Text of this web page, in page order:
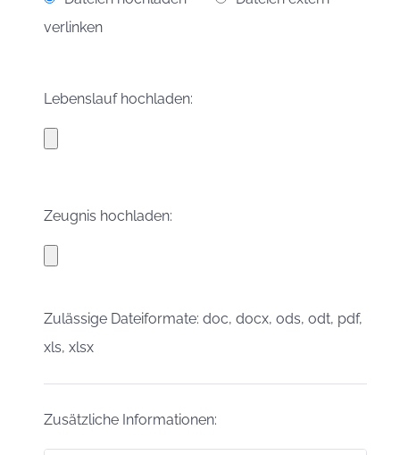
verlinken
Lebenslauf hochladen:
Zeugnis hochladen:
Zulässige Dateiformate: doc, docx, ods, odt, pdf,
xls, xlsx
Zusätzliche Informationen: